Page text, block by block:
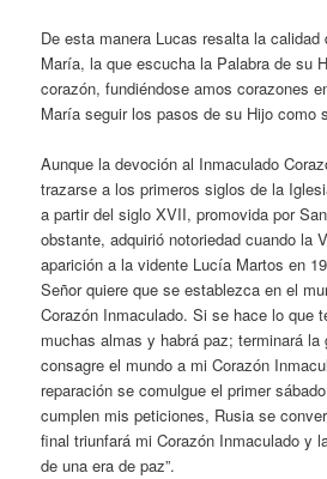
De esta manera Lucas resalta la
María, la que escucha la Palabra de su
corazón, fundiéndose amos corazones
María seguir los pasos de su Hijo como
Aunque la devoción al Inmaculado
trazarse a los primeros siglos de la
a partir del siglo XVII, promovida por
obstante, adquirió notoriedad cuando la
aparición a la vidente Lucía Martos en
Señor quiere que se establezca en el
Corazón Inmaculado. Si se hace lo que
muchas almas y habrá paz; terminará
consagre el mundo a mi Corazón
reparación se comulgue el primer
cumplen mis peticiones, Rusia se
final triunfará mi Corazón Inmaculado y
de una era de paz”.